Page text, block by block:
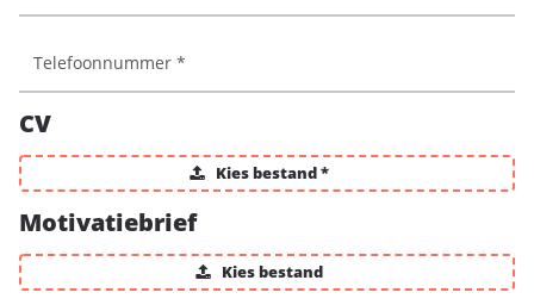
CV
Kies bestand *
Motivatiebrief
Kies bestand